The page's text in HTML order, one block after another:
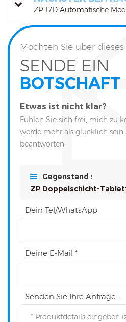
ZP-17D Automatische
Möchten Sie über
SENDE EIN
BOTSCHAFT
Etwas ist nicht klar?
Fühlen Sie sich frei, mich zu
werde mehr als glücklich
beantworten
Gegenstand :
ZP Doppelschicht-
Dein Tel/WhatsApp
Deine E-Mail *
Senden Sie Ihre Anfrage :